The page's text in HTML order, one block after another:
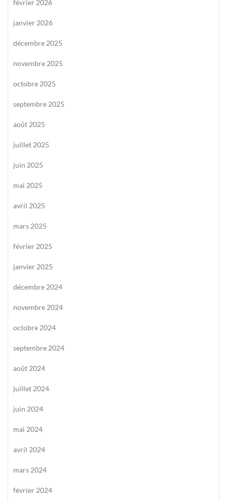
février 2026
janvier 2026
décembre 2025
novembre 2025
octobre 2025
septembre 2025
août 2025
juillet 2025
juin 2025
mai 2025
avril 2025
mars 2025
février 2025
janvier 2025
décembre 2024
novembre 2024
octobre 2024
septembre 2024
août 2024
juillet 2024
juin 2024
mai 2024
avril 2024
mars 2024
février 2024